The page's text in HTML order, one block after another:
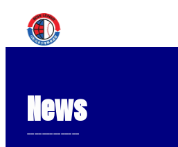
News
--------------